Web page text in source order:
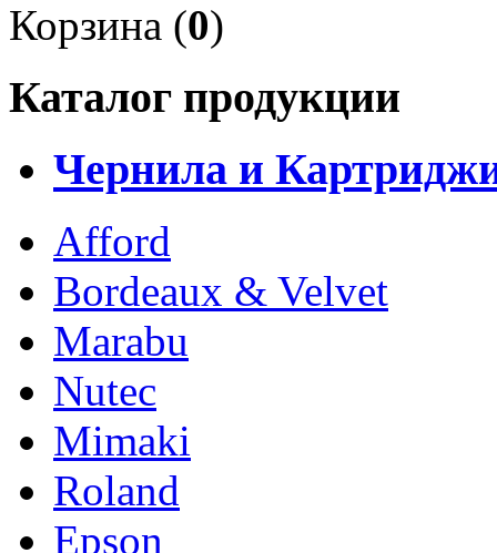
Корзина (0)
Каталог продукции
Чернила и
Afford
Bordeaux & Velvet
Marabu
Nutec
Mimaki
Roland
Epson